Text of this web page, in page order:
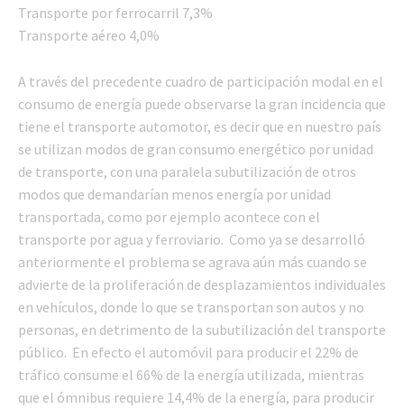
Transporte por ferrocarril 7,3%
Transporte aéreo 4,0%
A través del precedente cuadro de participación modal en el
consumo de energía puede observarse la gran incidencia que
tiene el transporte automotor, es decir que en nuestro país
se utilizan modos de gran consumo energético por unidad
de transporte, con una paralela subutilización de otros
modos que demandarían menos energía por unidad
transportada, como por ejemplo acontece con el
transporte por agua y ferroviario. Como ya se desarrolló
anteriormente el problema se agrava aún más cuando se
advierte de la proliferación de desplazamientos individuales
en vehículos, donde lo que se transportan son autos y no
personas, en detrimento de la subutilización del transporte
público. En efecto el automóvil para producir el 22% de
tráfico consume el 66% de la energía utilizada, mientras
que el ómnibus requiere 14,4% de la energía, para producir